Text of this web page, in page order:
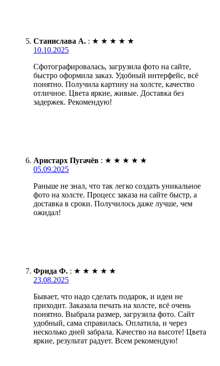
Станислава А. : ★ ★ ★ ★ ★
10.10.2025
Сфотографировалась, загрузила фото на сайте,
быстро оформила заказ. Удобный интерфейс, всё
понятно. Получила картину на холсте, качество
отличное. Цвета яркие, живые. Доставка без
задержек. Рекомендую!
Аристарх Пугачёв : ★ ★ ★ ★ ★
05.09.2025
Раньше не знал, что так легко создать уникальное
фото на холсте. Процесс заказа на сайте быстр, а
доставка в сроки. Получилось даже лучше, чем
ожидал!
Фрида Ф. : ★ ★ ★ ★ ★
23.08.2025
Бывает, что надо сделать подарок, и идеи не
приходит. Заказала печать на холсте, всё очень
понятно. Выбрала размер, загрузила фото. Сайт
удобный, сама справилась. Оплатила, и через
несколько дней забрала. Качество на высоте! Цвета
яркие, результат радует. Всем рекомендую!